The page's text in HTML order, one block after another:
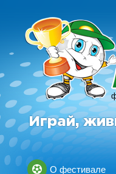
Играй,
О фестивале